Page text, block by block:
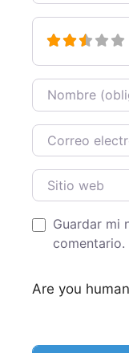
Nombre
Correo
Sitio web
Guardar mi
comentario.
Are you